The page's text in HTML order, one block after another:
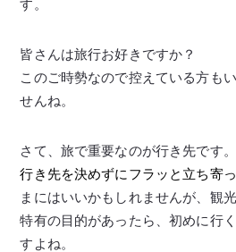
す。
皆さんは旅行お好きですか？
このご時勢なので控えている方も
せんね。
さて、旅で重要なのが行き先です。
行き先を決めずにフラッと立ち寄っ
まにはいいかもしれませんが、観
特有の目的があったら、初めに行
すよね。